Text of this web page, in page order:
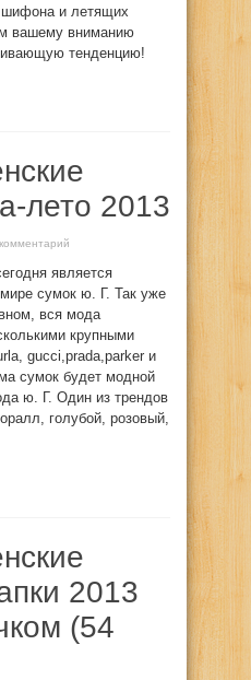
шифона и летящих
вашему вниманию
тенденцию!
лето 2013
является
сумок ю. Г. Так уже
вся мода
крупными
gucci,prada,parker и
сумок будет модной
ю. Г. Один из трендов
голубой, розовый,
2013
(54